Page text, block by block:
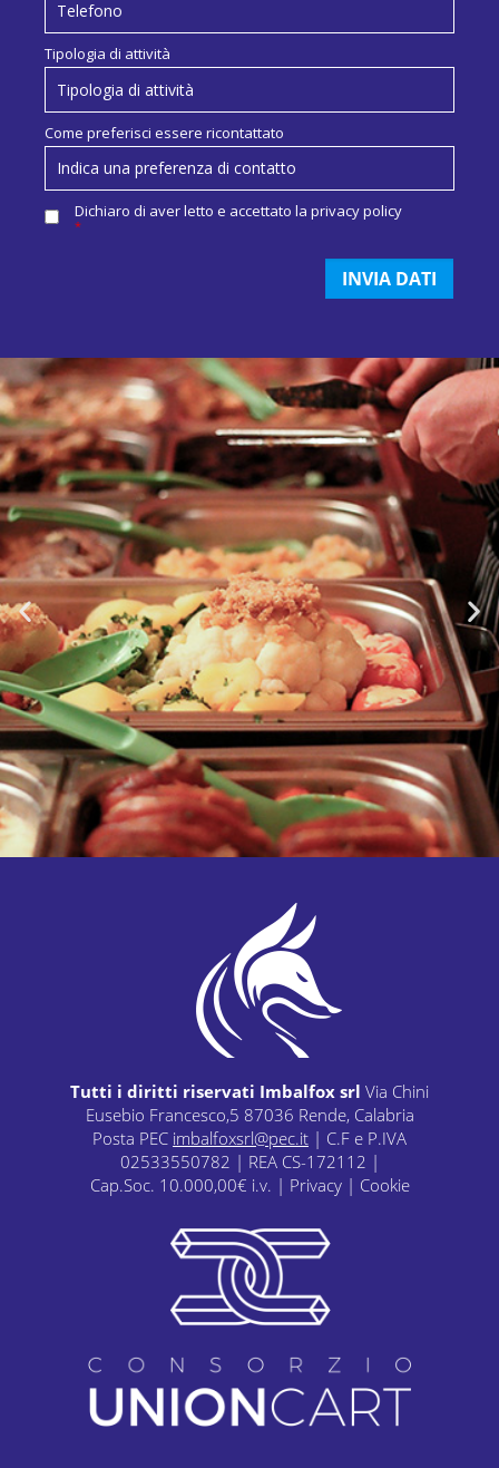
Tipologia di attività
Come preferisci essere ricontattato
Dichiaro di aver letto e accettato laprivacy policy
*
Tutti i diritti riservati Imbalfox srl Via Chini
Eusebio Francesco,5 87036 Rende, Calabria
Posta PEC imbalfoxsrl@pec.it | C.F e P.IVA
02533550782 | REA CS-172112 |
Cap.Soc. 10.000,00€ i.v. | Privacy| Cookie